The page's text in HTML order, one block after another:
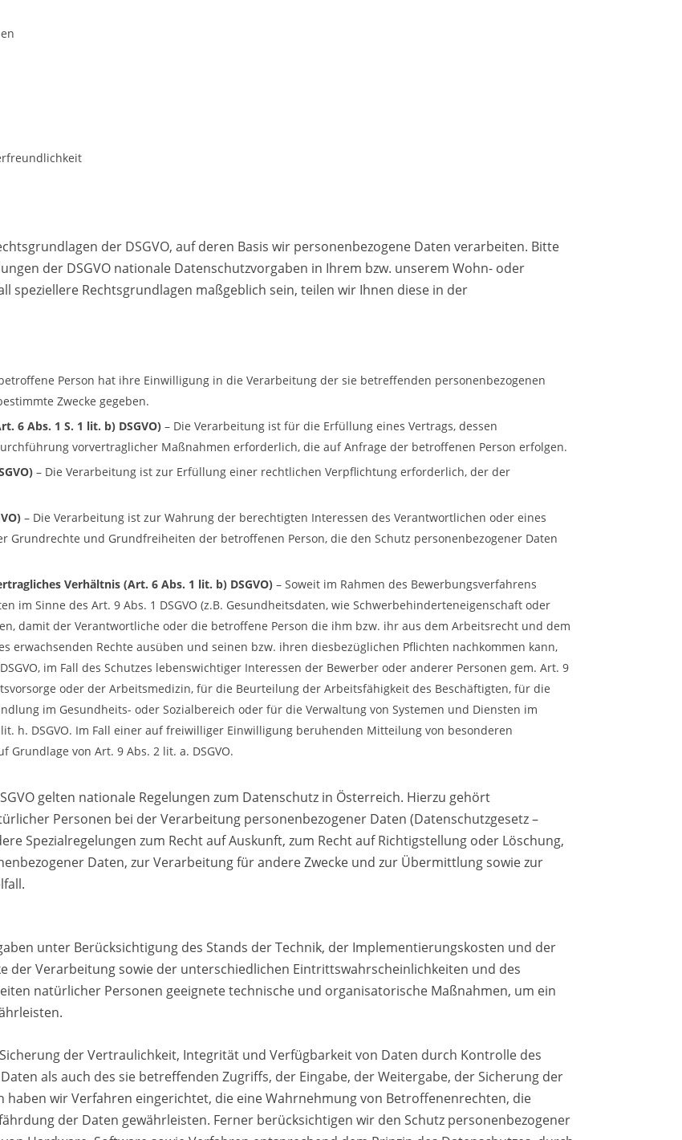
der DSGVO, auf deren Basis wir personenbezogene Daten verarbeiten. Bitte
der DSGVO nationale Datenschutzvorgaben in Ihrem bzw. unserem Wohn- oder
speziellere Rechtsgrundlagen maßgeblich sein, teilen wir Ihnen diese in der
Person hat ihre Einwilligung in die Verarbeitung der sie betreffenden personenbezogenen
Zwecke gegeben.
6 Abs. 1 S. 1 lit. b) DSGVO) – Die Verarbeitung ist für die Erfüllung eines Vertrags, dessen
vorvertraglicher Maßnahmen erforderlich, die auf Anfrage der betroffenen Person erfolgen.
– Die Verarbeitung ist zur Erfüllung einer rechtlichen Verpflichtung erforderlich, der der
– Die Verarbeitung ist zur Wahrung der berechtigten Interessen des Verantwortlichen oder eines
und Grundfreiheiten der betroffenen Person, die den Schutz personenbezogener Daten
Verhältnis (Art. 6 Abs. 1 lit. b) DSGVO) – Soweit im Rahmen des Bewerbungsverfahrens
im Sinne des Art. 9 Abs. 1 DSGVO (z.B. Gesundheitsdaten, wie Schwerbehinderteneigenschaft oder
damit der Verantwortliche oder die betroffene Person die ihm bzw. ihr aus dem Arbeitsrecht und dem
erwachsenden Rechte ausüben und seinen bzw. ihren diesbezüglichen Pflichten nachkommen kann,
im Fall des Schutzes lebenswichtiger Interessen der Bewerber oder anderer Personen gem. Art. 9
oder der Arbeitsmedizin, für die Beurteilung der Arbeitsfähigkeit des Beschäftigten, für die
im Gesundheits- oder Sozialbereich oder für die Verwaltung von Systemen und Diensten im
h. DSGVO. Im Fall einer auf freiwilliger Einwilligung beruhenden Mitteilung von besonderen
von Art. 9 Abs. 2 lit. a. DSGVO.
gelten nationale Regelungen zum Datenschutz in Österreich. Hierzu gehört
Personen bei der Verarbeitung personenbezogener Daten (Datenschutzgesetz –
Spezialregelungen zum Recht auf Auskunft, zum Recht auf Richtigstellung oder Löschung,
Daten, zur Verarbeitung für andere Zwecke und zur Übermittlung sowie zur
unter Berücksichtigung des Stands der Technik, der Implementierungskosten und der
der Verarbeitung sowie der unterschiedlichen Eintrittswahrscheinlichkeiten und des
natürlicher Personen geeignete technische und organisatorische Maßnahmen, um ein
der Vertraulichkeit, Integrität und Verfügbarkeit von Daten durch Kontrolle des
als auch des sie betreffenden Zugriffs, der Eingabe, der Weitergabe, der Sicherung der
wir Verfahren eingerichtet, die eine Wahrnehmung von Betroffenenrechten, die
der Daten gewährleisten. Ferner berücksichtigen wir den Schutz personenbezogener